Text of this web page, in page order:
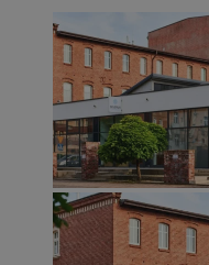
Niezbędne
Niezbędne pliki
takich jak
można
Nazwa